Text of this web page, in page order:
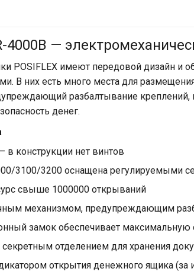
4000B —
POSIFLEX имеют передовой дизайн и
В них есть много места для
разбалтывание
денег.
в конструкции нет винтов
3100/3200 оснащена регулируемыми
свыше 1000000 открываний
механизмом, предупреждающим
замок обеспечивает максимальную
отделением для хранения
открытия денежного ящика